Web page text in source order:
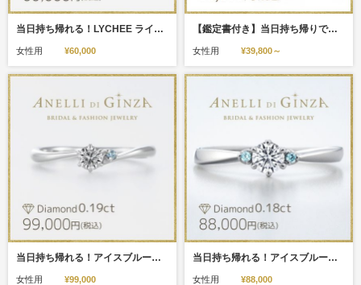
当日持ち帰れる！LYCHEE ライチ/Pt900
女性用 ¥60,000
【鑑定書付き】当日持ち帰りできる！サプライズプロポーズにおすすめの仮留めダイヤの婚約指輪
女性用 ¥39,800～
当日持ち帰れる！アイスブルーダイヤ/マーレ
女性用 ¥99,000
当日持ち帰れる！アイスブルーダイヤ/シエル
女性用 ¥88,000